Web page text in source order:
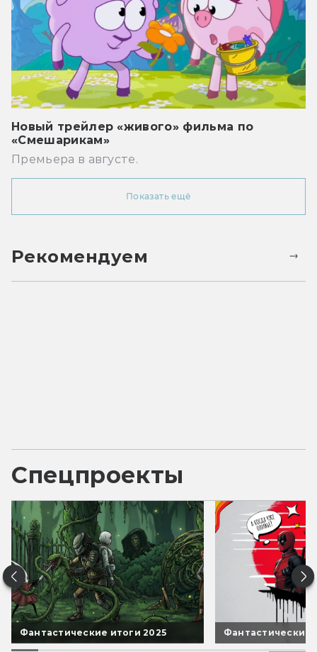
Новый трейлер «живого» фильма по
«Смешарикам»
Премьера в августе.
Показать ещё
Рекомендуем
Спецпроекты
Фантастические итоги 2025 Фантастические